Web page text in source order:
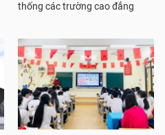
thống các trường cao đẳng